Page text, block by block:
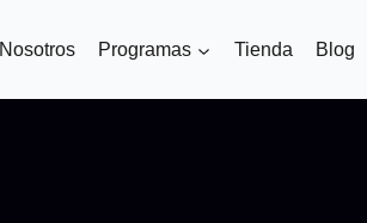
Nosotros Programas Tienda Blog